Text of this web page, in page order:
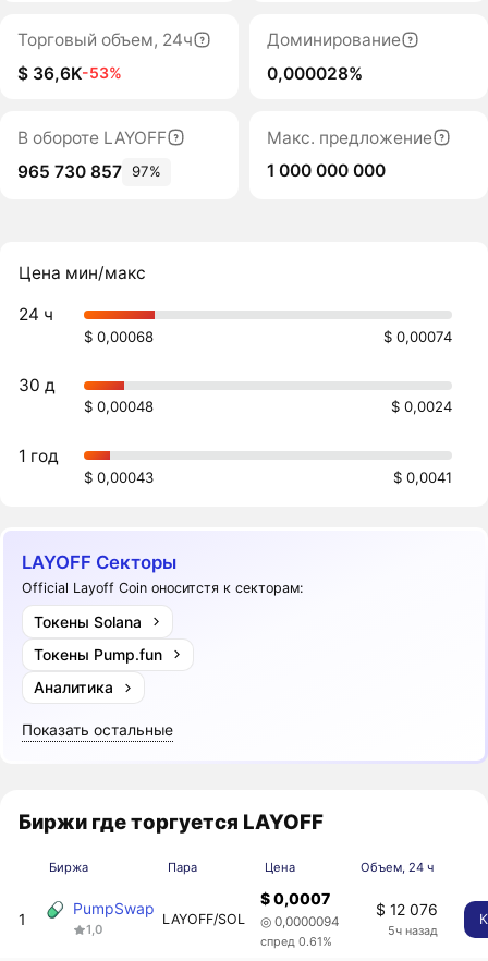
Торговый объем, 24ч
$ 36,6K-53%
Доминирование
0,000028%
В обороте LAYOFF
965 730 857 97%
Макс. предложение
1 000 000 000
Цена мин/макс
24 ч
$ 0,00068 $ 0,00074
30 д
$ 0,00048 $ 0,0024
1 год
$ 0,00043 $ 0,0041
LAYOFF Секторы
Official Layoff Coin оноситстя к секторам:
Токены Solana
Токены Pump.fun
Аналитика
Показать остальные
Биржи где торгуется LAYOFF
Биржа Пара Цена Объем, 24 ч
1
PumpSwap
1,0
LAYOFF/SOL
$ 0,0007
◎ 0,0000094
спред 0.61%
$ 12 076
5ч назад